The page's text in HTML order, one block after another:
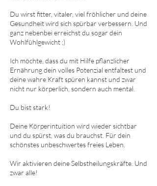
Du wirst fitter, vitaler, viel fröhlicher und deine
Gesundheit wird sich spürbar verbessern. Und
ganz nebenbei erreichst du sogar dein
Wohlfühlgewicht ;)
Ich möchte, dass du mit Hilfe pflanzlicher
Ernährung dein volles Potenzial entfaltest und
deine wahre Kraft spüren kannst und zwar
nicht nur körperlich, sondern auch mental.
Du bist stark!
Deine Körperintuition wird wieder sichtbar
und du spürst, was du brauchst. Für dein
schönstes unbeschwertes freies Leben.
Wir aktivieren deine Selbstheilungskräfte. Und
zwar alle!